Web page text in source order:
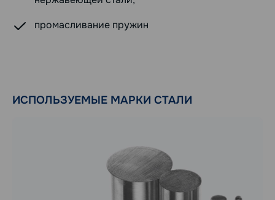
промасливание пружин
ИСПОЛЬЗУЕМЫЕ МАРКИ СТАЛИ